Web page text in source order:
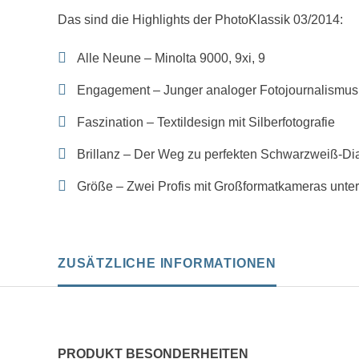
Das sind die Highlights der PhotoKlassik 03/2014:
Alle Neune – Minolta 9000, 9xi, 9
Engagement – Junger analoger Fotojournalismus
Faszination – Textildesign mit Silberfotografie
Brillanz – Der Weg zu perfekten Schwarzweiß-
Größe – Zwei Profis mit Großformatkameras
ZUSÄTZLICHE INFORMATIONEN
PRODUKT BESONDERHEITEN